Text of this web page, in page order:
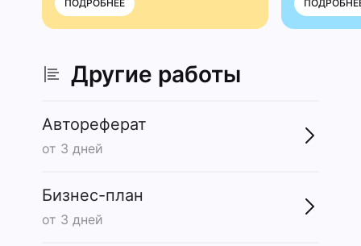
ПОДРОБНЕЕ
Другие работы
Автореферат
от 3 дней
Бизнес-план
от 3 дней